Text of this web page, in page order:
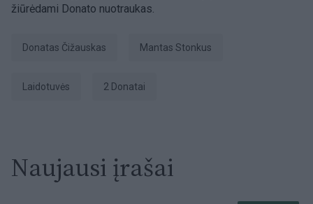
žiūrėdami Donato nuotraukas.
Donatas Čižauskas Mantas Stonkus
laidotuvės 2 Donatai
Naujausi įrašai